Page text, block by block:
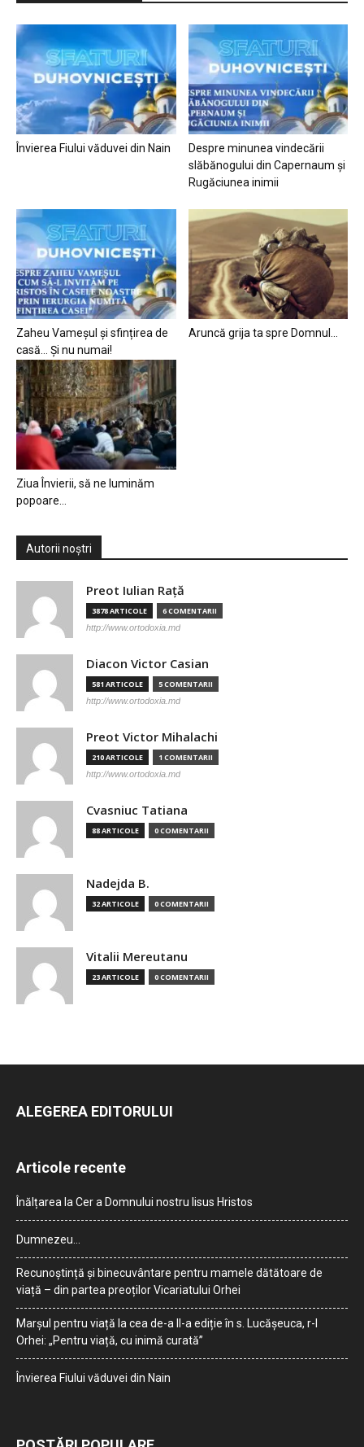
Învierea Fiului văduvei din Nain
Despre minunea vindecării
slăbănogului din Capernaum și
Rugăciunea inimii
Zaheu Vameșul și sfințirea de
casă… Și nu numai!
Aruncă grija ta spre Domnul…
Ziua Învierii, să ne luminăm
popoare…
Autorii noștri
Preot Iulian Raţă
3878 ARTICOLE 6 COMENTARII
http://www.ortodoxia.md
Diacon Victor Casian
581 ARTICOLE 5 COMENTARII
http://www.ortodoxia.md
Preot Victor Mihalachi
210 ARTICOLE 1 COMENTARII
http://www.ortodoxia.md
Cvasniuc Tatiana
88 ARTICOLE 0 COMENTARII
Nadejda B.
32 ARTICOLE 0 COMENTARII
Vitalii Mereutanu
23 ARTICOLE 0 COMENTARII
ALEGEREA EDITORULUI
Articole recente
Înălțarea la Cer a Domnului nostru Iisus Hristos
Dumnezeu…
Recunoștință și binecuvântare pentru mamele dătătoare de
viață – din partea preoților Vicariatului Orhei
Marșul pentru viață la cea de-a II-a ediție în s. Lucășeuca, r-l
Orhei: „Pentru viață, cu inimă curată”
Învierea Fiului văduvei din Nain